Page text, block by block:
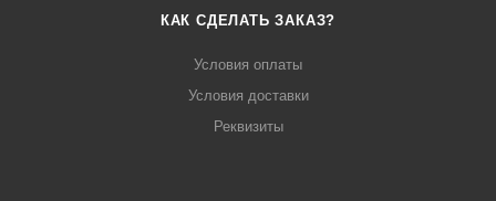
КАК СДЕЛАТЬ ЗАКАЗ?
Условия оплаты
Условия доставки
Реквизиты